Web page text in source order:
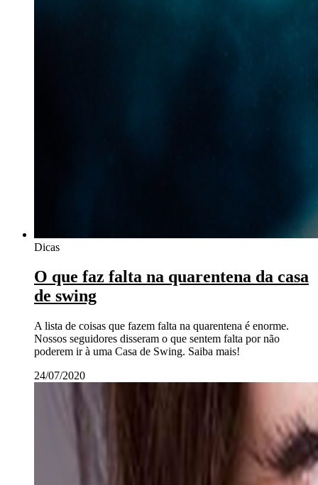
Dicas
O que faz falta na quarentena da casa
de swing
A lista de coisas que fazem falta na quarentena é enorme.
Nossos seguidores disseram o que sentem falta por não
poderem ir à uma Casa de Swing. Saiba mais!
24/07/2020